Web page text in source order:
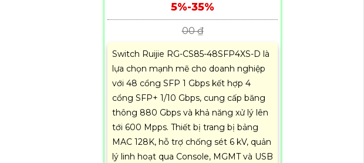
5%-35%
00 ₫
Switch Ruijie RG-CS85-48SFP4XS-D là
lựa chọn mạnh mẽ cho doanh nghiệp
với 48 cổng SFP 1 Gbps kết hợp 4
cổng SFP+ 1/10 Gbps, cung cấp băng
thông 880 Gbps và khả năng xử lý lên
tới 600 Mpps. Thiết bị trang bị bảng
MAC 128K, hỗ trợ chống sét 6 kV, quản
lý linh hoạt qua Console, MGMT và USB